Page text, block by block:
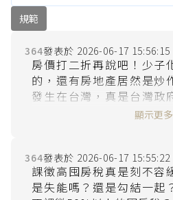
規範
364 2026-06-17 15:56:15
房價打二折再說吧！少子
的，還有房地產居然是炒
發生在台灣，真是台灣政
賴總統的國策＂居住正義
起點，其他非制度性的小
居住正義的方法！現在的
婚，更別說生養小孩，這
顯示更多
364 2026-06-17 15:55:22
課徵高囤房稅真是刻不容
是失能嗎？還是勾結一起